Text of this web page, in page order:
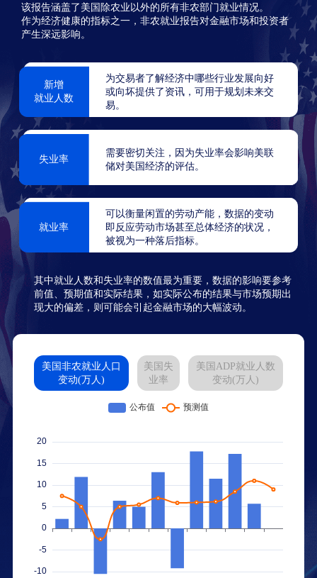
该报告涵盖了美国除农业以外的所有非农部门就业情况。
作为经济健康的指标之一，非农就业报告对金融市场和投资者
产生深远影响。
新增
就业人数
为交易者了解经济中哪些行业发展向好
或向坏提供了资讯，可用于规划未来交
易。
失业率
需要密切关注，因为失业率会影响美联
储对美国经济的评估。
就业率
可以衡量闲置的劳动产能，数据的变动
即反应劳动市场甚至总体经济的状况，
被视为一种落后指标。
其中就业人数和失业率的数值最为重要，数据的影响要参考
前值、预期值和实际结果，如实际公布的结果与市场预期出
现大的偏差，则可能会引起金融市场的大幅波动。
美国非农就业人口
变动(万人)
美国失
业率
美国ADP就业人数
变动(万人)